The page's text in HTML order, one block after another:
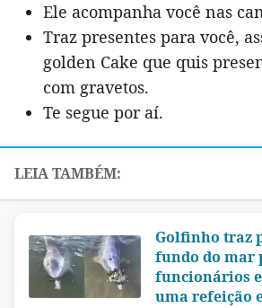
Ele acompanha você nas
Traz presentes para você,
golden Cake que quis
com gravetos.
Te segue por aí.
Golfinho traz
fundo do mar
funcionários
uma refeição